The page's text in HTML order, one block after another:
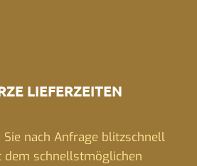
LIEFERZEITEN
nach Anfrage blitzschnell
dem schnellstmöglichen